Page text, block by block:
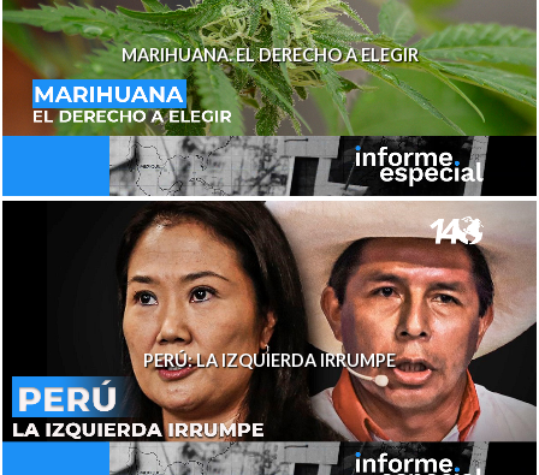
MARIHUANA. EL DERECHO A ELEGIR
PERÚ: LA IZQUIERDA IRRUMPE